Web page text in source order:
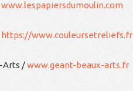
www.lespapiersdumoulin.com
https://www.couleursetreliefs.fr
Arts /www.geant-beaux-arts.fr